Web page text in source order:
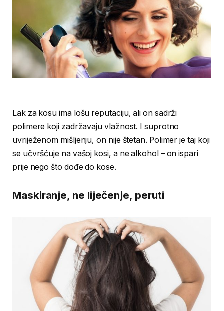
Lak za kosu ima lošu reputaciju, ali on sadrži
polimere koji zadržavaju vlažnost. I suprotno
uvriježenom mišljenju, on nije štetan. Polimer je taj koji
se učvršćuje na vašoj kosi, a ne alkohol – on ispari
prije nego što dođe do kose.
Maskiranje, ne liječenje, peruti